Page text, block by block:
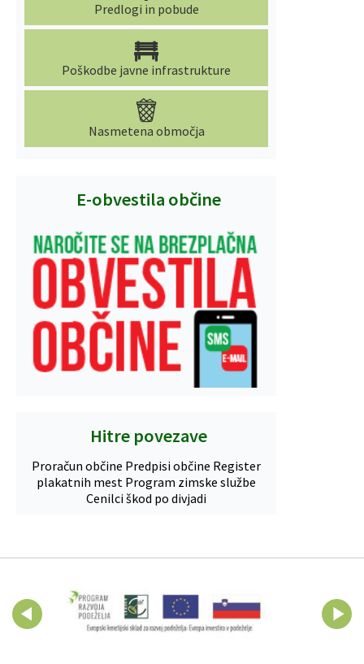
Predlogi in pobude
Poškodbe javne infrastrukture
Nasmetena območja
E-obvestila občine
Hitre povezave
Proračun občine Predpisi občine Register
plakatnih mest Program zimske službe
Cenilci škod po divjadi